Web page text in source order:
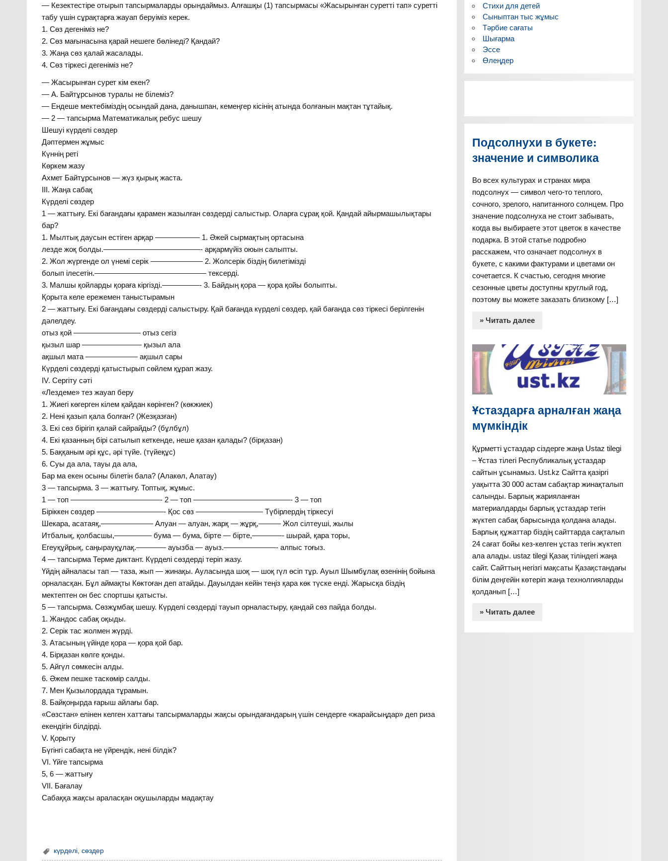
— Кезектестіре отырып тапсырмаларды орындаймыз. Алғашқы (1) тапсырмасы «Жасырынған суретті тап» суретті
табу үшін сұрақтарға жауап беруіміз керек.
1. Сөз дегеніміз не?
2. Сөз мағынасына қарай нешеге бөлінеді? Қандай?
3. Жаңа сөз қалай жасалады.
4. Сөз тіркесі дегеніміз не?
— Жасырынған сурет кім екен?
— А. Байтұрсынов туралы не білеміз?
— Ендеше мектебіміздің осындай дана, данышпан, кемеңгер кісінің атында болғанын мақтан тұтайық.
— 2 — тапсырма Математикалық ребус шешу
Шешуі күрделі сөздер
Дәптермен жұмыс
Күннің реті
Көркем жазу
Ахмет Байтұрсынов — жүз қырық жаста.
III. Жаңа сабақ
Күрделі сөздер
1 — жаттығу. Екі бағандағы қарамен жазылған сөздерді салыстыр. Оларға сұрақ қой. Қандай айырмашылықтары
бар?
1. Мылтық даусын естіген арқар —————— 1. Әжей сырмақтың ортасына
лезде жоқ болды.—————————————- арқармүйіз оюын салыпты.
2. Жол жүргенде ол үнемі серік ——————— 2. Жолсерік біздің билетімізді
болып ілесетін.——————————————— тексерді.
3. Малшы қойларды қораға кіргізді.—————- 3. Байдың қора — қора қойы болыпты.
Қорыта келе ережемен таныстырамын
2 — жаттығу. Екі бағандағы сөздерді салыстыру. Қай бағанда күрделі сөздер, қай бағанда сөз тіркесі берілгенін
дәлелдеу.
отыз қой ————————— отыз сегіз
қызыл шар ———————— қызыл ала
ақшыл мата ——————— ақшыл сары
Күрделі сөздерді қатыстырып сөйлем құрап жазу.
IV. Сергіту сәті
«Лездеме» тез жауап беру
1. Жиегі көгерген кілем қайдан көрінген? (көкжиек)
2. Нені қазып қала болған? (Жезқазған)
3. Екі сөз бірігіп қалай сайрайды? (бұлбұл)
4. Екі қазанның бірі сатылып кеткенде, неше қазан қалады? (бірқазан)
5. Баққаным әрі құс, әрі түйе. (түйеқұс)
6. Суы да ала, тауы да ала,
Бар ма екен осыны білетін бала? (Алакөл, Алатау)
3 — тапсырма. 3 — жаттығу. Топтық, жұмыс.
1 — топ ————————————- 2 — топ —————————————- 3 — топ
Біріккен сөздер —————————- Қос сөз ————————— Түбірлердің тіркесуі
Шекара, асатаяқ,——————— Алуан — алуан, жарқ — жұрқ,——— Жол сілтеуші, жылы
Итбалық, қолбасшы,————— бума — бума, бірте — бірте,————- шырай, қара торы,
Егеуқұйрық, саңырауқұлақ.———— ауызба — ауыз.———————- алпыс тоғыз.
4 — тапсырма Терме диктант. Күрделі сөздерді теріп жазу.
Үйдің айналасы тап — таза, жып — жинақы. Ауласында шоқ — шоқ гүл өсіп тұр. Ауыл Шымбұлақ өзенінің бойына
орналасқан. Бұл аймақты Көктоған деп атайды. Дауылдан кейін теңіз қара көк түске енді. Жарысқа біздің
мектептен он бес спортшы қатысты.
5 — тапсырма. Сөзжұмбақ шешу. Күрделі сөздерді тауып орналастыру, қандай сөз пайда болды.
1. Жандос сабақ оқыды.
2. Серік тас жолмен жүрді.
3. Атасының үйінде қора — қора қой бар.
4. Бірқазан көлге қонды.
5. Айгүл сөмкесін алды.
6. Әжем пешке таскөмір салды.
7. Мен Қызылордада тұрамын.
8. Байқоңырда ғарыш айлағы бар.
«Сөзстан» елінен келген хаттағы тапсырмаларды жақсы орындағандарың үшін сендерге «жарайсыңдар» деп риза
екендігін білдірді.
V. Қорыту
Бүгінгі сабақта не үйрендік, нені білдік?
VI. Үйге тапсырма
5, 6 — жаттығу
VII. Бағалау
Сабаққа жақсы араласқан оқушыларды мадақтау
күрделі ,сөздер
Стихи для детей
Сыныптан тыс жұмыс
Тәрбие сағаты
Шығарма
Эссе
Өлеңдер
Подсолнухи в букете:
значение и символика
Во всех культурах и странах мира
подсолнух — символ чего-то теплого,
сочного, зрелого, напитанного солнцем. Про
значение подсолнуха не стоит забывать,
когда вы выбираете этот цветок в качестве
подарка. В этой статье подробно
расскажем, что означает подсолнух в
букете, с какими фактурами и цветами он
сочетается. К счастью, сегодня многие
сезонные цветы доступны круглый год,
поэтому вы можете заказать близкому […]
» Читать далее
Ұстаздарға арналған жаңа
мүмкіндік
Құрметті ұстаздар сіздерге жаңа Ustaz tilegi
– Ұстаз тілегі Республикалық ұстаздар
сайтын ұсынамыз. Ust.kz Сайтта қазіргі
уақытта 30 000 астам сабақтар жинақталып
салынды. Барлық жарияланған
материалдарды барлық ұстаздар тегін
жүктеп сабақ барысында қолдана алады.
Барлық құжаттар біздің сайттарда сақталып
24 сағат бойы кез-келген ұстаз тегін жүктеп
ала алады. ustaz tilegi Қазақ тіліндегі жаңа
сайт. Сайттың негізгі мақсаты Қазақстандағы
білім деңгейін көтеріп жаңа технолгияларды
қолданып […]
» Читать далее